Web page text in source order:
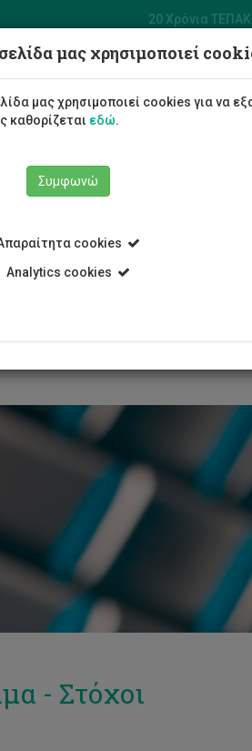
20 Χρόνια ΤΕΠΑΚ
Ηλεκτρολόγων
Ηλεκτρονικών
και Πληροφορικής
Τμήμα Ηλεκτρολόγων Μηχανικών και
- Στόχοι
μας χρησιμοποιεί
μας χρησιμοποιεί cookies για να
καθορίζεται εδώ.
Συμφωνώ
cookies
Analytics cookies